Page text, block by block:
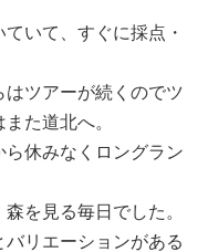
いて、すぐに採点・
ツアーが続くのでツ
た道北へ。
休みなくロングラン
を見る毎日でした。
リエーションがある